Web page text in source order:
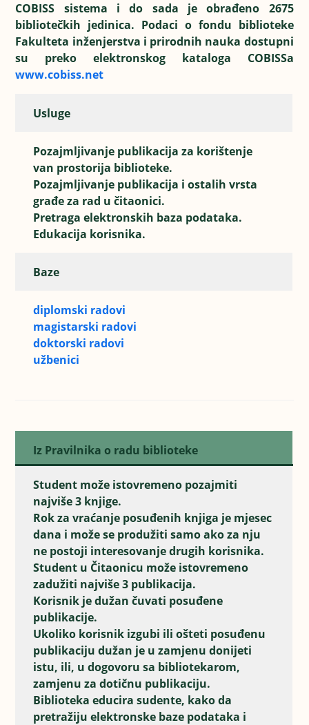
COBISS sistema i do sada je obrađeno 2675
bibliotečkih jedinica. Podaci o fondu biblioteke
Fakulteta inženjerstva i prirodnih nauka dostupni
su preko elektronskog kataloga COBISSa
www.cobiss.net
Usluge
Pozajmljivanje publikacija za korištenje
van prostorija biblioteke.
Pozajmljivanje publikacija i ostalih vrsta
građe za rad u čitaonici.
Pretraga elektronskih baza podataka.
Edukacija korisnika.
Baze
diplomski radovi
magistarski radovi
doktorski radovi
užbenici
Iz Pravilnika o radu biblioteke
Student može istovremeno pozajmiti
najviše 3 knjige.
Rok za vraćanje posuđenih knjiga je mjesec
dana i može se produžiti samo ako za nju
ne postoji interesovanje drugih korisnika.
Student u Čitaonicu može istovremeno
zadužiti najviše 3 publikacija.
Korisnik je dužan čuvati posuđene
publikacije.
Ukoliko korisnik izgubi ili ošteti posuđenu
publikaciju dužan je u zamjenu donijeti
istu, ili, u dogovoru sa bibliotekarom,
zamjenu za dotičnu publikaciju.
Biblioteka educira sudente, kako da
pretražiju elektronske baze podataka i